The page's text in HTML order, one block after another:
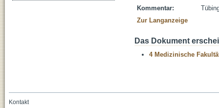
Kommentar:
Zur Langanzeige
Das Dokument
4 Medizinische
Kontakt